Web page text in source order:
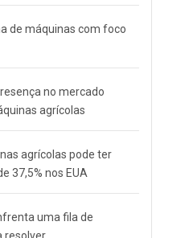
de máquinas com foco
no mercado
agrícolas
agrícolas pode ter
37,5% nos EUA
uma fila de